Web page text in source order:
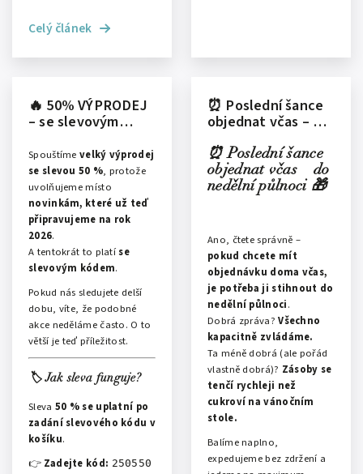
Celý článek
🔥 50% VÝPRODEJ
– se slevovým
místo novinkám
pro rok 2026
Spouštíme velký výprodej
se slevou 50 %, protože
uvolňujeme místo
novinkám, které už teď
připravujeme na rok
2026.
A tentokrát to platíse
slevovým kódem.
Pokud nás sledujete delší
dobu, víte, že podobné
akce neděláme často. O to
větší je teď příležitost.
🏷️ Jak sleva funguje?
Sleva 50 % se uplatní po
zadání slevového kódu v
košíku.
👉 Zadejte kód: 250550
⏰ Poslední šance
objednat včas – do
⏰ Poslední šance
objednat včas – do
nedělní půlnoci 🎁
Ano, čtete správně –
pokud chcete mít
objednávku doma včas,
je potřeba ji stihnout do
nedělní půlnoci.
Dobrá zpráva?Všechno
kapacitně zvládáme.
Ta méně dobrá (ale pořád
vlastně dobrá)? Zásoby se
tenčí rychleji než
cukroví na vánočním
stole.
Balíme naplno,
expedujeme bez zdržení a